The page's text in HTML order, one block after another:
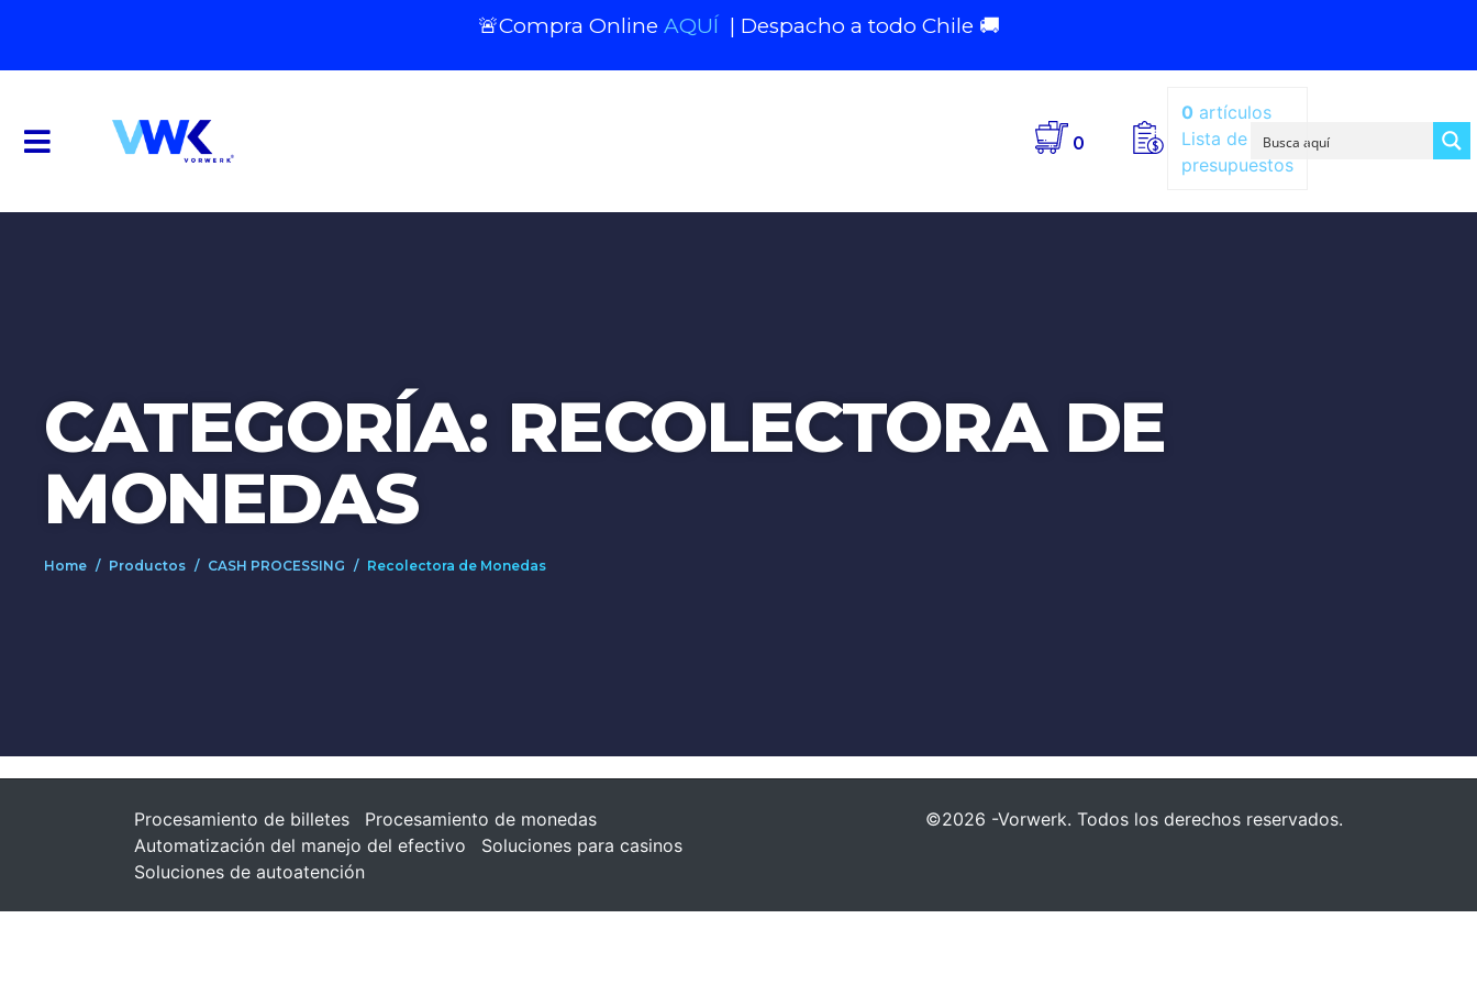
🚨Compra Online AQUÍ | Despacho a todo Chile 🚚
0
0 artículos
Lista de
presupuestos
CATEGORÍA: RECOLECTORA DE
MONEDAS
Home Productos CASH PROCESSING Recolectora de Monedas
Procesamiento de billetes
Procesamiento de monedas
Automatización del manejo del efectivo
Soluciones para casinos
Soluciones de autoatención
©2026 -Vorwerk. Todos los derechos reservados.